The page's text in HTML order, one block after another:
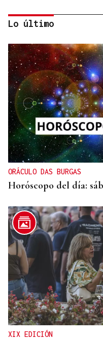
07
AGO
CON INSCRIPCIÓN
Observación
Lo último
ORÁCULO DAS BURGAS
Horóscopo del día:
XIX EDICIÓN